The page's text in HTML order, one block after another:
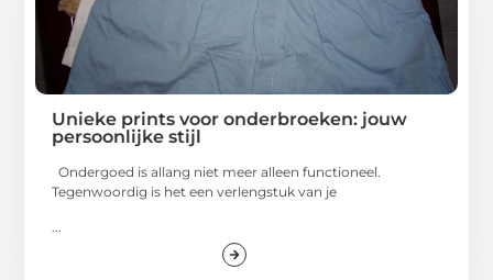
Unieke prints voor onderbroeken: jouw
persoonlijke stijl
Ondergoed is allang niet meer alleen functioneel.
Tegenwoordig is het een verlengstuk van je
...